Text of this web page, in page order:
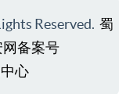
Reserved. 蜀
备案号
心